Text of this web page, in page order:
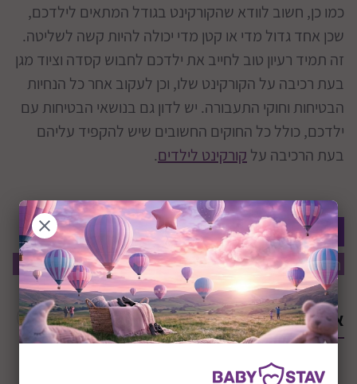
כמו כן, חשוב לוודא שהקורקינט בגודל המתאים לילדכם,
שכן אחד גדול מדי או קטן מדי יכולה להיות קשה לשליטה.
זה תמיד רעיון טוב לחייב את ילדכם לחבוש קסדה וציוד מגן
בעת ​​רכיבה על הקורקינט שלו, וכן לעקוב אחר כל הנחיות
הבטיחות וחוקי התעבורה. יש לדון גם בנושאי הבטיחות עם
ילדכם, כולל כל החוקים החשובים שיש להקפיד עליהם
בעת הרכיבה על קורקינט לילדים.
היה הראשון לרשום תגובה
הוסף תגובה
תוכן ההודעה: מחבר: תאריך:
אולי יעניין אותך